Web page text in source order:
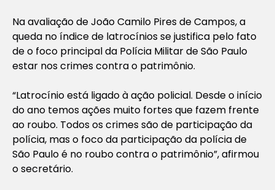
Na avaliação de João Camilo Pires de Campos, a
queda no índice de latrocínios se justifica pelo fato
de o foco principal da Polícia Militar de São Paulo
estar nos crimes contra o patrimônio.
“Latrocínio está ligado à ação policial. Desde o início
do ano temos ações muito fortes que fazem frente
ao roubo. Todos os crimes são de participação da
polícia, mas o foco da participação da polícia de
São Paulo é no roubo contra o patrimônio”, afirmou
o secretário.